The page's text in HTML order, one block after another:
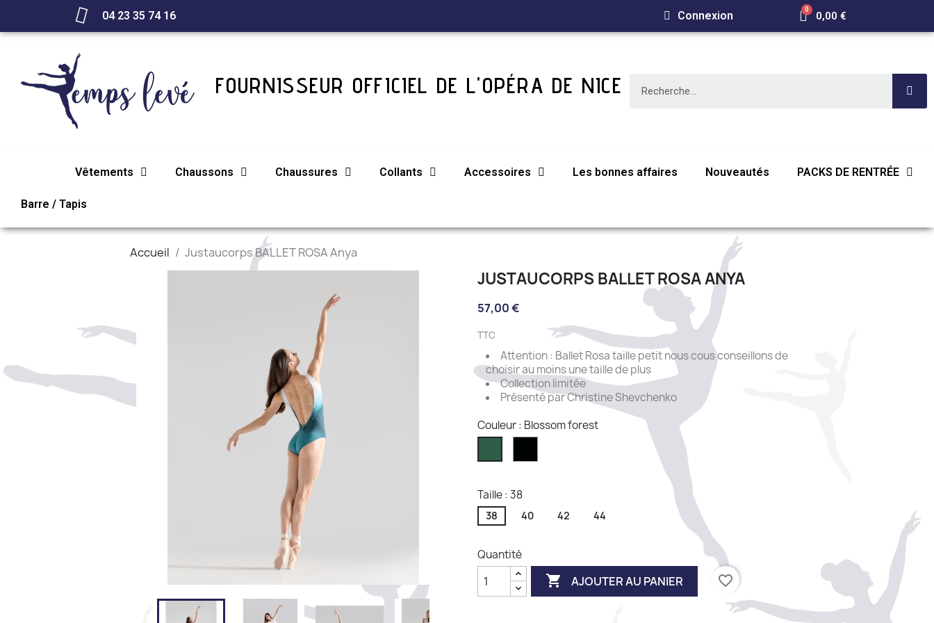
04 23 35 74 16 Connexion 0,00 €
FOURNISSEUR OFFICIEL DE L'OPÉRA DE NICE
Vêtements Chaussons Chaussures Collants Accessoires Les bonnes affaires Nouveautés PACKS DE RENTRÉE
Barre / Tapis
Accueil Justaucorps BALLET ROSA Anya
JUSTAUCORPS BALLET ROSA ANYA
57,00 €
TTC
Attention : Ballet Rosa taille petit nous cous conseillons de
choisir au moins une taille de plus
Collection limitée
Présenté par Christine Shevchenko
Couleur : Blossom forest
forest
Taille : 38
38 40 42 44
Quantité
 AJOUTER AU PANIER favorite_border